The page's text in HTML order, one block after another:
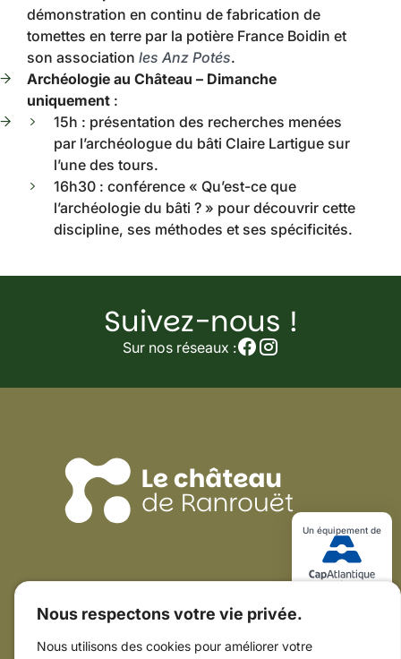
Nous respectons votre vie privée.
Nous utilisons des cookies pour améliorer votre
démonstration en continu de fabrication de
tomettes en terre par la potière France Boidin et
son association les Anz Potés.
Archéologie au Château – Dimanche
uniquement :
15h : présentation des recherches menées
par l’archéologue du bâti Claire Lartigue sur
l’une des tours.
16h30 : conférence « Qu’est-ce que
l’archéologie du bâti ? » pour découvrir cette
discipline, ses méthodes et ses spécificités.
Suivez-
nous
sur
réseaux
Suivez-nous !
Sur nos réseaux :
Un équipement de
15 rue Guy de Rochefort